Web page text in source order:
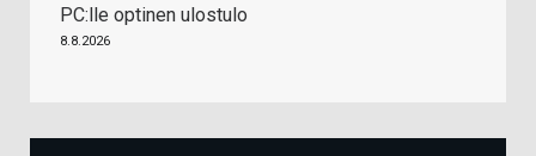
PC:lle optinen ulostulo
8.8.2026